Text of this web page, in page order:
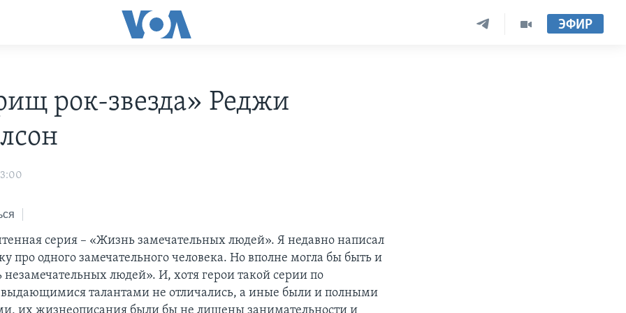
ЭФИР
рок-звезда» Реджи
серия – «Жизнь замечательных людей». Я недавно написал
про одного замечательного человека. Но вполне могла бы быть и
людей». И, хотя герои такой серии по
талантами не отличались, а иные были и полными